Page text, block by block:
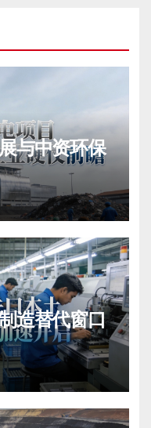
与中资环保
造替代窗口